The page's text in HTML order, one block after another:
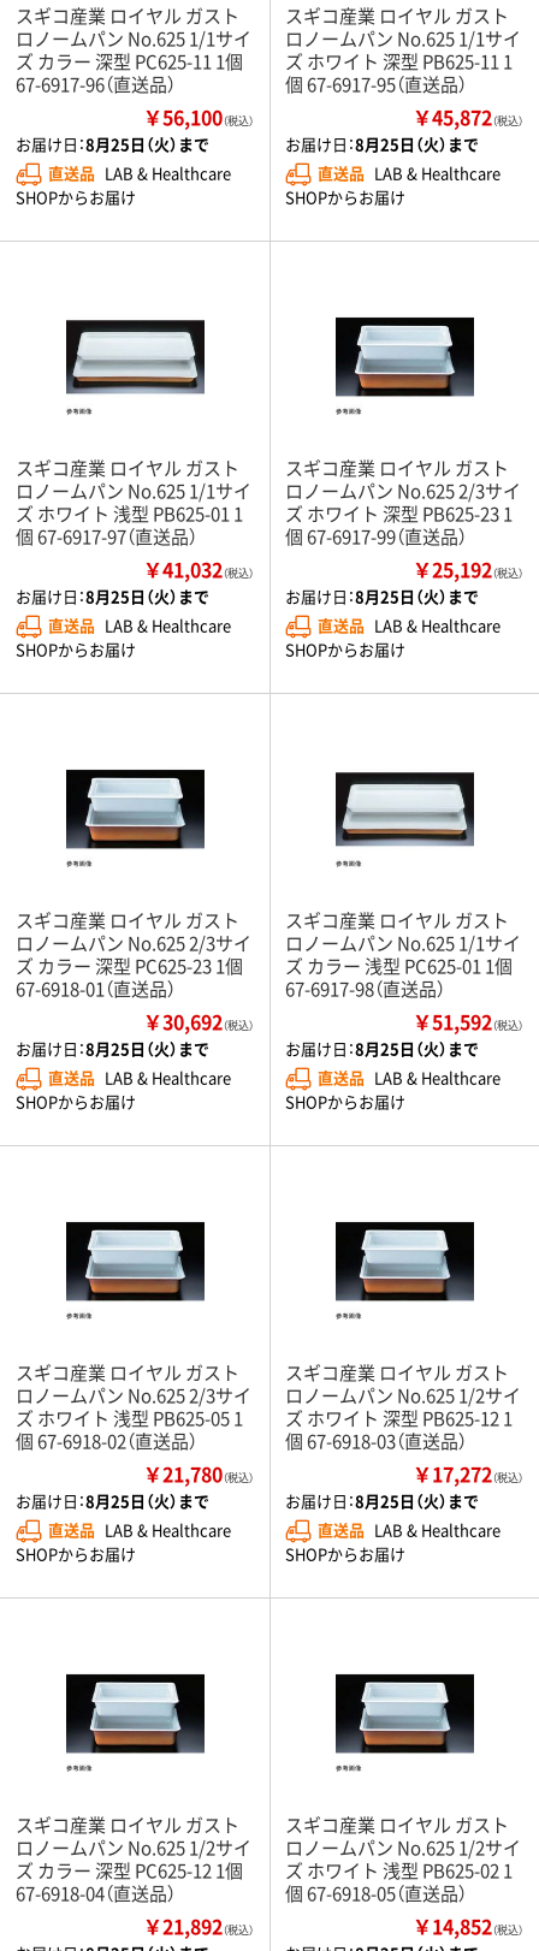
スギコ産業 ロイヤル ガスト
ロノームパン No.625 1/1サイ
ズ カラー 深型 PC625-11 1個
67-6917-96（直送品）
￥56,100（税込）
お届け日：8月25日（火）まで
直送品 LAB & Healthcare
SHOPからお届け
スギコ産業 ロイヤル ガスト
ロノームパン No.625 1/1サイ
ズ ホワイト 深型 PB625-11 1
個 67-6917-95（直送品）
￥45,872（税込）
お届け日：8月25日（火）まで
直送品 LAB & Healthcare
SHOPからお届け
スギコ産業 ロイヤル ガスト
ロノームパン No.625 1/1サイ
ズ ホワイト 浅型 PB625-01 1
個 67-6917-97（直送品）
￥41,032（税込）
お届け日：8月25日（火）まで
直送品 LAB & Healthcare
SHOPからお届け
スギコ産業 ロイヤル ガスト
ロノームパン No.625 2/3サイ
ズ ホワイト 深型 PB625-23 1
個 67-6917-99（直送品）
￥25,192（税込）
お届け日：8月25日（火）まで
直送品 LAB & Healthcare
SHOPからお届け
スギコ産業 ロイヤル ガスト
ロノームパン No.625 2/3サイ
ズ カラー 深型 PC625-23 1個
67-6918-01（直送品）
￥30,692（税込）
お届け日：8月25日（火）まで
直送品 LAB & Healthcare
SHOPからお届け
スギコ産業 ロイヤル ガスト
ロノームパン No.625 1/1サイ
ズ カラー 浅型 PC625-01 1個
67-6917-98（直送品）
￥51,592（税込）
お届け日：8月25日（火）まで
直送品 LAB & Healthcare
SHOPからお届け
スギコ産業 ロイヤル ガスト
ロノームパン No.625 2/3サイ
ズ ホワイト 浅型 PB625-05 1
個 67-6918-02（直送品）
￥21,780（税込）
お届け日：8月25日（火）まで
直送品 LAB & Healthcare
SHOPからお届け
スギコ産業 ロイヤル ガスト
ロノームパン No.625 1/2サイ
ズ ホワイト 深型 PB625-12 1
個 67-6918-03（直送品）
￥17,272（税込）
お届け日：8月25日（火）まで
直送品 LAB & Healthcare
SHOPからお届け
スギコ産業 ロイヤル ガスト
ロノームパン No.625 1/2サイ
ズ カラー 深型 PC625-12 1個
67-6918-04（直送品）
￥21,892（税込）
スギコ産業 ロイヤル ガスト
ロノームパン No.625 1/2サイ
ズ ホワイト 浅型 PB625-02 1
個 67-6918-05（直送品）
￥14,852（税込）